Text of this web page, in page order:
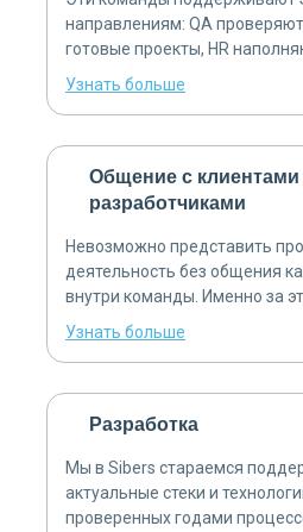
направлениям: QA
готовые проекты, HR
рекрутами другие отделы, PR
актуальностью
атмосферой. А за
собственного hardware
ребята из IT.
Узнать больше
Общение с клиентами
разработчиками
Невозможно представить
деятельность без общения
внутри команды. Именно за
Customer Care’ы и Sales
коммуникация на любом
Узнать больше
Разработка
Мы в Sibers стараемся
актуальные стеки и
проверенных годами